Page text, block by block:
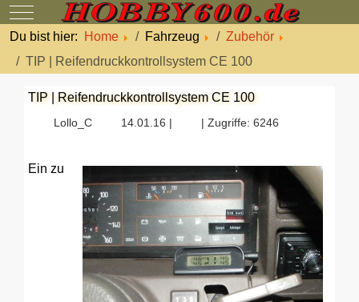
Mobile Menu Toggle
Du bist hier:
Home Fahrzeug
Zubehör
TIP | Reifendruckkontrollsystem CE 100
TIP | Reifendruckkontrollsystem CE 100
Lollo_C 14.01.16 | | Zugriffe: 6246
Ein zu